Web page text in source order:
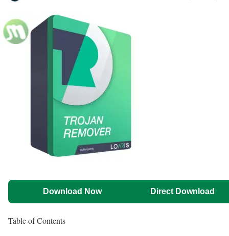
Download Now Direct Download
Table of Contents